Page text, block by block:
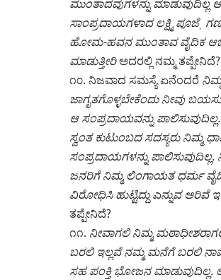
ಜಾಗೃತಗೊಳ್ಳಬೇಕೆಂದು ನೀವು
ಆ ಸಂಪ್ರದಾಯವನ್ನು ಪಾಲಿಸುವುದಿಲ್ಲ.
ಸ್ವಂತ ಕುಟುಂಬದ ಸದಸ್ಯರು ನಿಮ್ಮ
ಸಂಪ್ರದಾಯಗಳನ್ನು
ಜನರಿಗೆ ನಿಮ್ಮ ಲಿಂಗಾಯತ ಧರ್ಮ
ವಿರೋಧಿಸಿ ಹುಟ್ಟಿದ್ದು ಎನ್ನುವ ಅರಿವೆ
ತಪ್ಪೇನಿದೆ?
೧೧.ನೀವಾಗಲಿ ನಿಮ್ಮ
ಬರಲಿ ಇಲ್ಲವೆ ನಮ್ಮ ಮನೆಗೆ ಬರಲಿ
ಸಹ ಪಂಕ್ತಿ ಭೋಜನ
ಸ್ವಾಭಿಮಾನ ಕಾಡುವುದಿಲ್ಲ ನಿಮ್ಮ
ಧರ್ಮದ ಬಗ್ಗೆ ಅಭಿಮಾನವೇ ಇಲ್ಲ.
ನಿಮ್ಮ ಧರ್ಮದ ಸಾಂಪ್ರದಾಯ
ಸಾಂಪ್ರದಾಯ ಆಚರಿಸುತ್ತಾರೆ. ನಿಮ್ಮ